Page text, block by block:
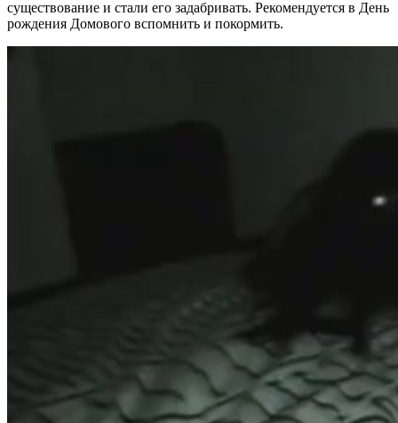
существование и стали его задабривать. Рекомендуется в День
рождения Домового вспомнить и покормить.